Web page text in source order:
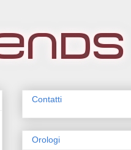
Contatti
Orologi